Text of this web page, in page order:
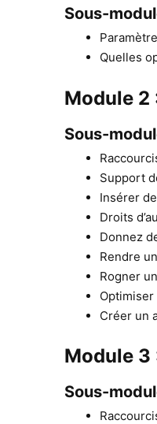
Sous-
Quelles
Module 2
Sous-
Support
Insérer
Droits
Donnez
Rendre
Rogner
Créer un
Module 3
Sous-